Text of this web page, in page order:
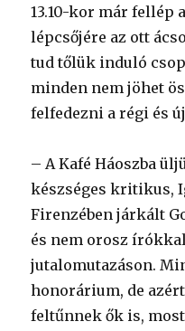
13.10-kor már fellép
lépcsőjére az ott
tud tőlük induló
minden nem jöhet
felfedezni a régi és
– A Kafé Háoszba
készséges kritikus,
Firenzében járkált
és nem orosz
jutalomutazáson.
honorárium, de
feltűnnek ők is,